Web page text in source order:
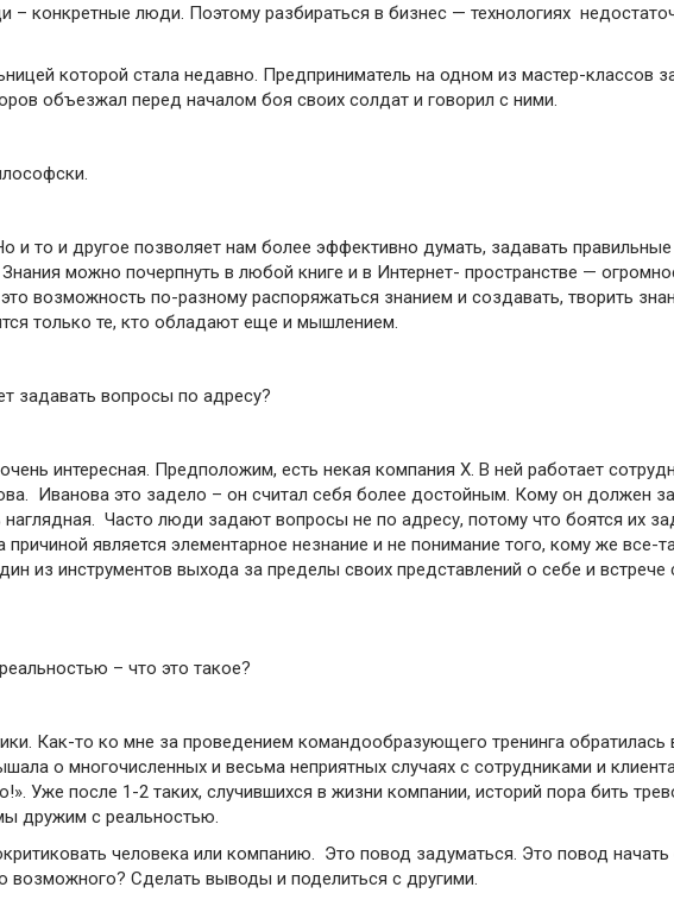
– конкретные люди. Поэтому разбираться в бизнес — технологиях
которой стала недавно. Предприниматель на одном из мастер-классов
объезжал перед началом боя своих солдат и говорил с ними.
и то и другое позволяет нам более эффективно думать, задавать
можно почерпнуть в любой книге и в Интернет- пространстве —
возможность по-разному распоряжаться знанием и создавать, творить
только те, кто обладают еще и мышлением.
задавать вопросы по адресу?
интересная. Предположим, есть некая компания Х. В ней работает
Иванова это задело – он считал себя более достойным. Кому он должен
Часто люди задают вопросы не по адресу, потому что боятся их
является элементарное незнание и не понимание того, кому же все-
из инструментов выхода за пределы своих представлений о себе и
– что это такое?
Как-то ко мне за проведением командообразующего тренинга обратилась
о многочисленных и весьма неприятных случаях с сотрудниками и
Уже после 1-2 таких, случившихся в жизни компании, историй пора бить
дружим с реальностью.
человека или компанию. Это повод задуматься. Это повод
возможного? Сделать выводы и поделиться с другими.